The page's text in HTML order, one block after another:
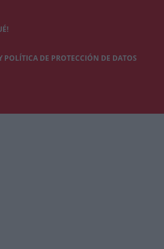
POLÍTICA DE PROTECCIÓN DE DATOS